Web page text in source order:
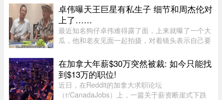
而只是被纳入某个家庭医学诊所（GMF）的集体管
理体系。 ...
卓伟曝天王巨星有私生子 细节和周杰伦对
上了……
最近知名狗仔卓伟难得露了面，上来就曝了一个大
瓜，他和老友见面一起拍摄，对着镜头表示自己要
下，卓伟爆料之前明确表示，故事就是故事，他手
头也没有真凭实据，建议大 ...
在加拿大年薪$30万突然被裁: 如今只能找
到$13万的职位!
近日，在Reddit的加拿大求职论坛
（r/CanadaJobs）上，一篇关于薪资断崖式下跌